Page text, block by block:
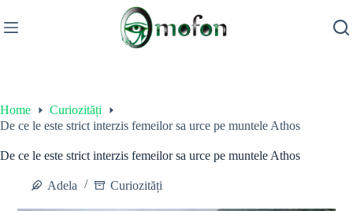
to
content
Home
Curiozități
De ce le este strict interzis femeilor sa urce pe muntele Athos
De ce le este strict interzis femeilor sa urce pe muntele Athos
Adela Curiozități